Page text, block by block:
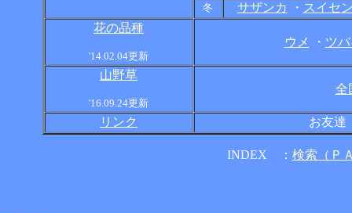
冬 サザンカ ・ スイセ
花の品種
'14.02.04更新
ウメ ・ ツ
山野草
'16.09.24更新
全
リンク お友
INDEX ： 検索（Ｐ